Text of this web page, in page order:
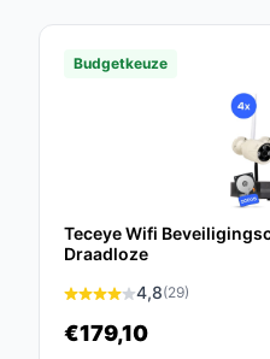
Conclusie
De eufy
is naar een
zijn veelzijdige
wat perfect past
Budgetkeuze
Teceye Wifi
Draadloze
4,8(29)
€179,10